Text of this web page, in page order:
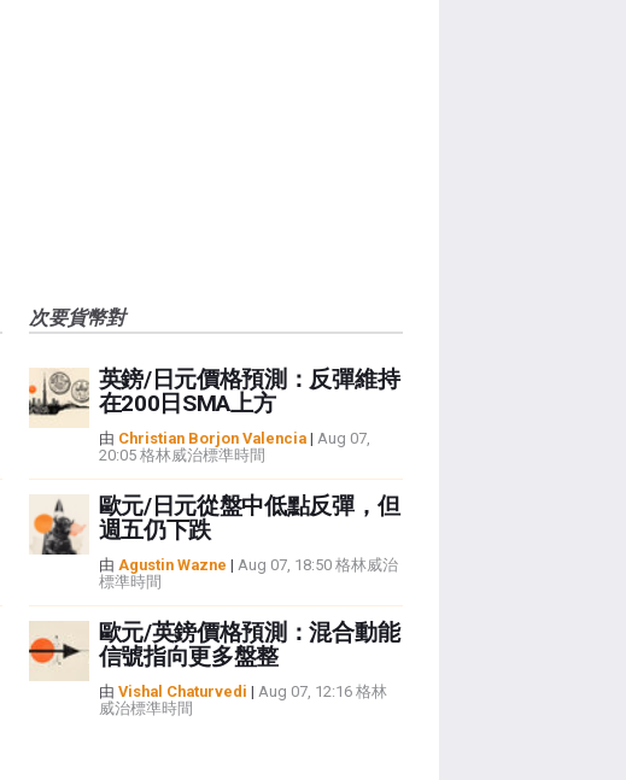
次要貨幣對
英鎊/日元價格預測：反彈維持
在200日SMA上方
由 Christian Borjon Valencia| Aug 07,
20:05 格林威治標準時間
歐元/日元從盤中低點反彈，但
週五仍下跌
由 Agustin Wazne | Aug 07, 18:50 格林威治
標準時間
歐元/英鎊價格預測：混合動能
信號指向更多盤整
由 Vishal Chaturvedi | Aug 07, 12:16 格林
威治標準時間